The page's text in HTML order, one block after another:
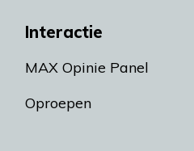
Interactie
MAX Opinie Panel
Oproepen